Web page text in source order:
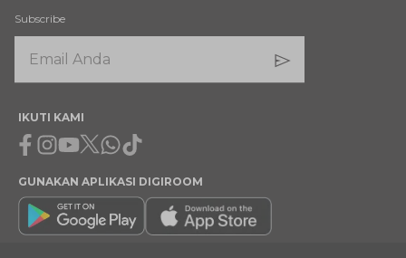
Subscribe
IKUTI KAMI
Facebook
Instagram
Youtube
X Whatsapp
Tiktok
GUNAKAN APLIKASI DIGIROOM